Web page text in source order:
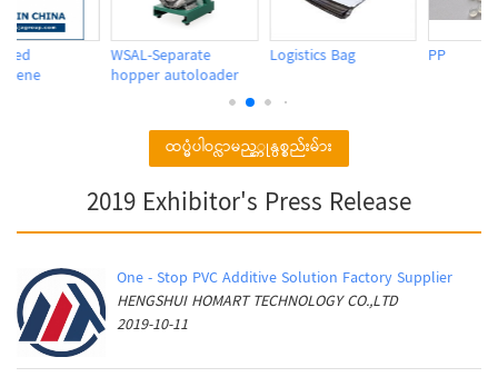
WSAL-Separate
hopper autoloader
Logistics Bag PP
ထပ္မံပါဝင္လာမည့္ကုန္ပစ္စည်းမ်ား
2019 Exhibitor's Press Release
One - Stop PVC Additive Solution Factory Supplier
HENGSHUI HOMART TECHNOLOGY CO.,LTD
2019-10-11